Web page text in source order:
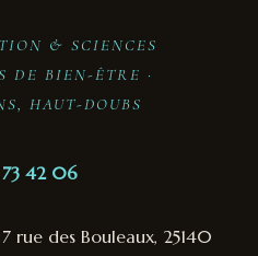
& SCIENCES
DE BIEN-ÊTRE ·
HAUT-DOUBS
42 06
7 rue des Bouleaux, 25140